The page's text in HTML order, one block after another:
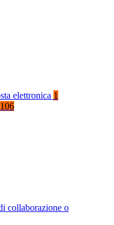
elettronica 1
106
collaborazione o